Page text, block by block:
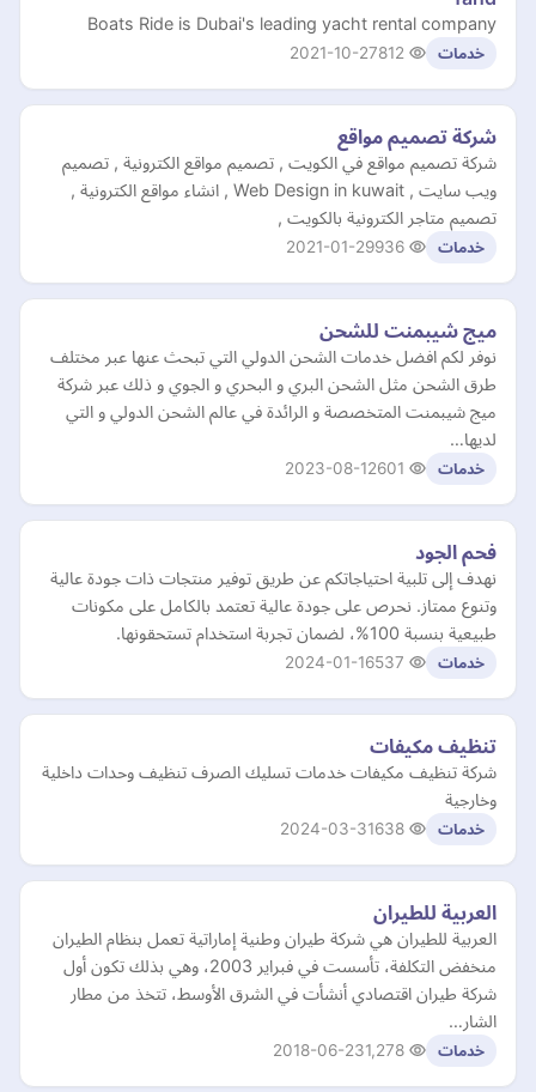
Boats Ride is Dubai's leading yacht rental company
خدمات 2021-10-27
شركة تصميم مواقع
شركة تصميم مواقع في الكويت , تصميم مواقع الكترونية , تصميم
ويب سايت , Web Design in kuwait , انشاء مواقع الكترونية ,
تصميم متاجر الكترونية بالكويت ,
خدمات 2021-01-29
ميج شيبمنت للشحن
نوفر لكم افضل خدمات الشحن الدولي التي تبحث عنها عبر مختلف
طرق الشحن مثل الشحن البري و البحري و الجوي و ذلك عبر شركة
ميج شيبمنت المتخصصة و الرائدة في عالم الشحن الدولي و التي
لديها…
خدمات 2023-08-12
فحم الجود
نهدف إلى تلبية احتياجاتكم عن طريق توفير منتجات ذات جودة عالية
وتنوع ممتاز. نحرص على جودة عالية تعتمد بالكامل على مكونات
طبيعية بنسبة 100%، لضمان تجربة استخدام تستحقونها.
خدمات 2024-01-16
تنظيف مكيفات
شركة تنظيف مكيفات خدمات تسليك الصرف تنظيف وحدات داخلية
وخارجية
خدمات 2024-03-31
العربية للطيران
العربية للطيران هي شركة طيران وطنية إماراتية تعمل بنظام الطيران
منخفض التكلفة، تأسست في فبراير 2003، وهي بذلك تكون أول
شركة طيران اقتصادي أنشأت في الشرق الأوسط، تتخذ من مطار
الشار…
خدمات 2018-06-23